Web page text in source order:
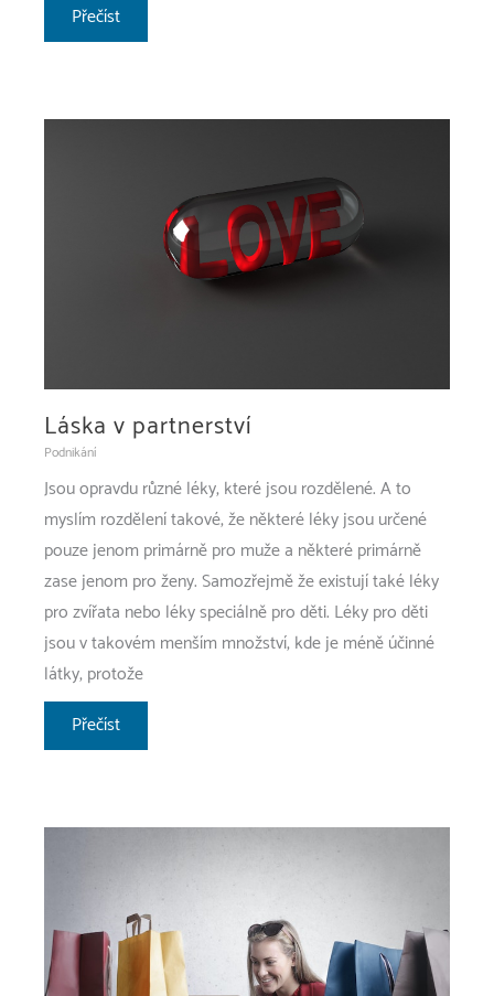
Potřebujete
novou
Přečíst
Láska v partnerství
Podnikání
Jsou opravdu různé léky, které jsou rozdělené. A to
myslím rozdělení takové, že některé léky jsou určené
pouze jenom primárně pro muže a některé primárně
zase jenom pro ženy. Samozřejmě že existují také léky
pro zvířata nebo léky speciálně pro děti. Léky pro děti
jsou v takovém menším množství, kde je méně účinné
látky, protože
Láska
v
Přečíst